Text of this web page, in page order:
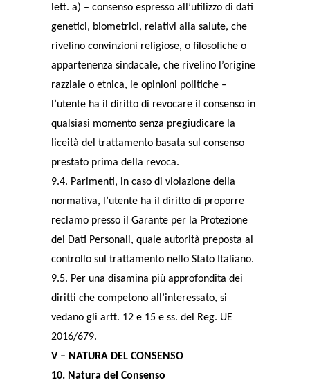
lett. a) – consenso espresso all’utilizzo di dati
genetici, biometrici, relativi alla salute, che
rivelino convinzioni religiose, o filosofiche o
appartenenza sindacale, che rivelino l’origine
razziale o etnica, le opinioni politiche –
l’utente ha il diritto di revocare il consenso in
qualsiasi momento senza pregiudicare la
liceità del trattamento basata sul consenso
prestato prima della revoca.
9.4. Parimenti, in caso di violazione della
normativa, l’utente ha il diritto di proporre
reclamo presso il Garante per la Protezione
dei Dati Personali, quale autorità preposta al
controllo sul trattamento nello Stato Italiano.
9.5. Per una disamina più approfondita dei
diritti che competono all’interessato, si
vedano gli artt. 12 e 15 e ss. del Reg. UE
2016/679.
V – NATURA DEL CONSENSO
10. Natura del Consenso